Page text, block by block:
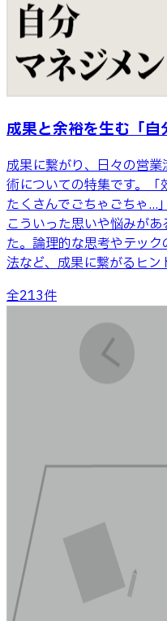
成果と余裕を生む「自
成果に繋がり、日々の営
術についての特集です。
たくさんでごちゃごちゃ...
こういった思いや悩みが
た。論理的な思考やテッ
法など、成果に繋がるヒ
全213件